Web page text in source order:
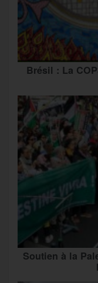
Brésil : La
Soutien à la